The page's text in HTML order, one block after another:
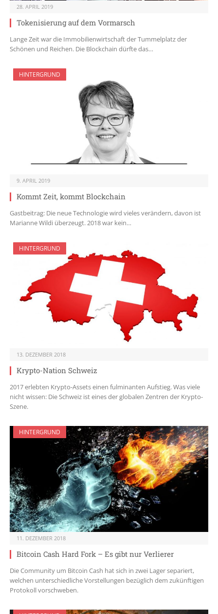
28. APRIL 2019
Tokenisierung auf dem Vormarsch
Lange Zeit war die Immobilienwirtschaft der Tummelplatz der
Schönen und Reichen. Die Blockchain dürfte das…
HINTERGRUND
9. APRIL 2019
Kommt Zeit, kommt Blockchain
Gastbeitrag: Die neue Technologie wird vieles verändern, davon ist
Marianne Wildi überzeugt. 2018 war kein…
HINTERGRUND
13. DEZEMBER 2018
Krypto-Nation Schweiz
2017 erlebten Krypto-Assets einen fulminanten Aufstieg. Was viele
nicht wissen: Die Schweiz ist eines der globalen Zentren der Krypto-
Szene.
HINTERGRUND
11. DEZEMBER 2018
Bitcoin Cash Hard Fork – Es gibt nur Verlierer
Die Community um Bitcoin Cash hat sich in zwei Lager separiert,
welchen unterschiedliche Vorstellungen bezüglich dem zukünftigen
Protokoll vorschweben.